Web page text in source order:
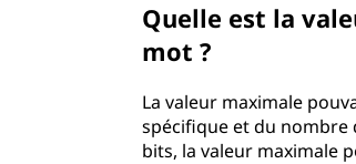
Quelle est la
mot ?
La valeur maximale
spécifique et du nombre
bits, la valeur maximale